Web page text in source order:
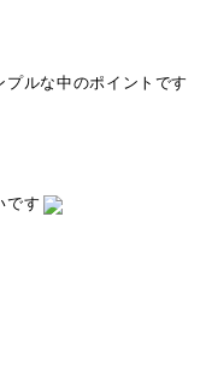
ルな中のポイントです
です